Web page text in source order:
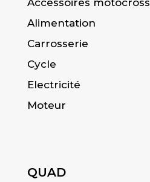
Accessoires motocross
Alimentation
Carrosserie
Cycle
Electricité
Moteur
QUAD